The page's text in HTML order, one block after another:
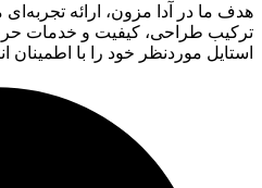
هدف ما در آدا مزون، ارائه تجربه‌ای
ترکیب طراحی، کیفیت و خدمات
استایل موردنظر خود را با اطمینان